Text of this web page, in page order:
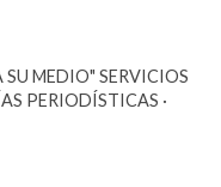
de Participación
votados
adelante la
SU MEDIO" SERVICIOS
PERIODÍSTICAS ·